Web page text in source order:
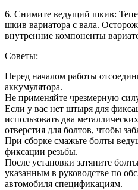
6. Снимите ведущий шкив:
шкив вариатора с вала.
внутренние компоненты
Советы:
Перед началом работы
аккумулятора.
Не применяйте чрезмерную
Если у вас нет штыря для
использовать два
отверстия для болтов, чтобы
При сборке смажьте болты
фиксации резьбы.
После установки затяните
указанным в руководстве по
автомобиля спецификациям.